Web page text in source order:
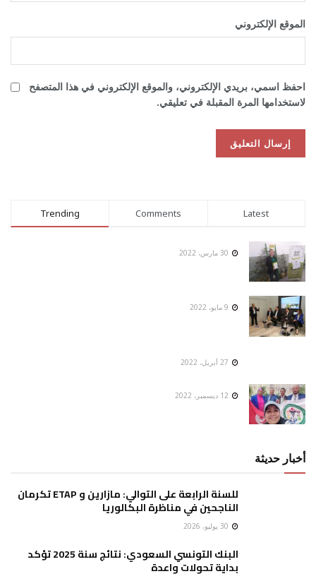
الموقع الإلكتروني
احفظ اسمي، بريدي الإلكتروني، والموقع الإلكتروني في هذا المتصفح
لاستخدامها المرة المقبلة في تعليقي.
Trending Comments Latest
أخبار حديثة
للسنة الرابعة على التوالي: مازارين و ETAP تكرمان
الناجحين في مناظرة البكالوريا
البنك التونسي السعودي: نتائج سنة 2025 تؤكد
بداية تحولات واعدة